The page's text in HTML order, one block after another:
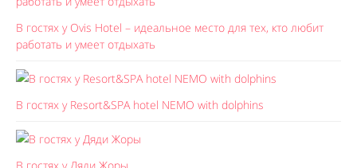
В гостях у Ovis Hotel – идеальное место для тех, кто любит
работать и умеет отдыхать
В гостях у Resort&SPA hotel NEMO with dolphins
В гостях у Дяди Жоры